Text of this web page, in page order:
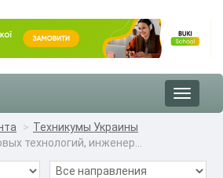
Toggle
Техникумы Украины
технологий, инженер...